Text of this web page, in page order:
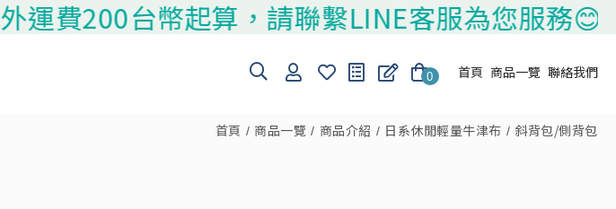
200台幣起算，請聯繫LINE客服為您服務😊
0 首頁 商品一覽 聯絡我們
首頁 商品一覽 商品介紹 日系休閒輕量牛津布 斜背包/側背包